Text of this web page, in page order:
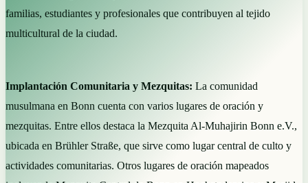
familias, estudiantes y profesionales que contribuyen al tejido
multicultural de la ciudad.
Implantación Comunitaria y Mezquitas: La comunidad
musulmana en Bonn cuenta con varios lugares de oración y
mezquitas. Entre ellos destaca la Mezquita Al-Muhajirin Bonn e.V.,
ubicada en Brühler Straße, que sirve como lugar central de culto y
actividades comunitarias. Otros lugares de oración mapeados